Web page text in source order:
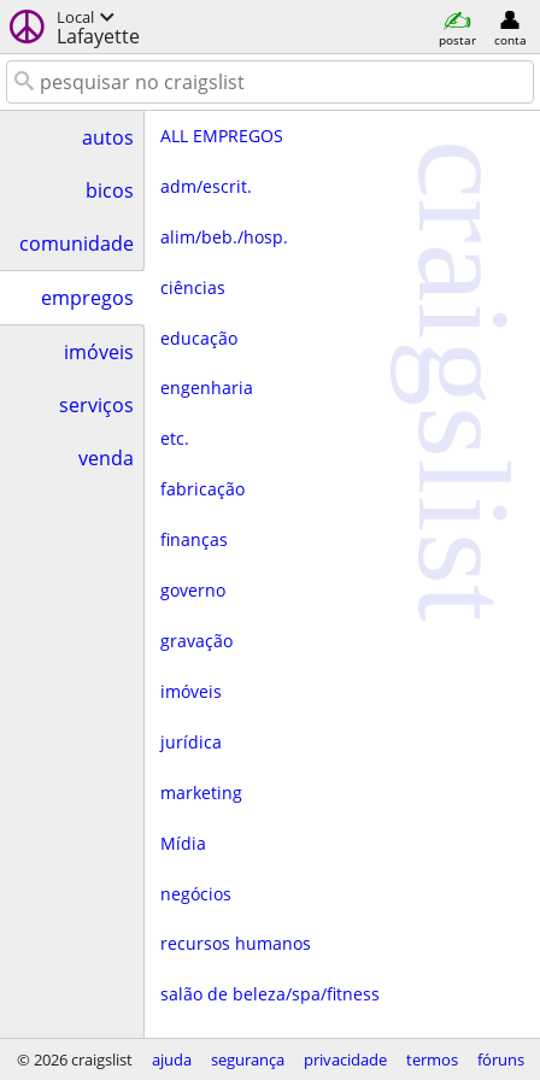
Local
Lafayette postar conta
autos
bicos
comunidade
empregos
imóveis
serviços
venda
ALL EMPREGOS
adm/escrit.
alim/beb./hosp.
ciências
educação
engenharia
etc.
fabricação
finanças
governo
gravação
imóveis
jurídica
marketing
Mídia
negócios
recursos humanos
salão de beleza/spa/fitness
saúde
craigslist
© 2026 craigslist ajuda segurança privacidade termos fóruns